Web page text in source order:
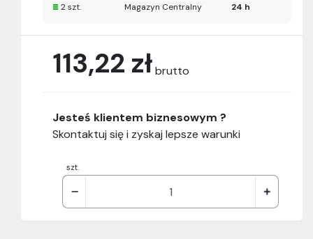
113,22 złbrutto
szt.
Jesteś klientem biznesowym ?
Skontaktuj się i zyskaj lepsze warunki
2 szt. Magazyn Centralny 24 h